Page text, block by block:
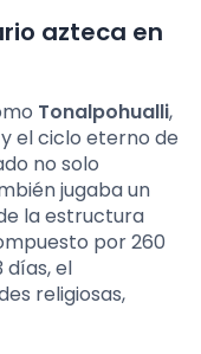
azteca en
Tonalpohualli,
el ciclo eterno de
no solo
jugaba un
la estructura
por 260
días, el
religiosas,